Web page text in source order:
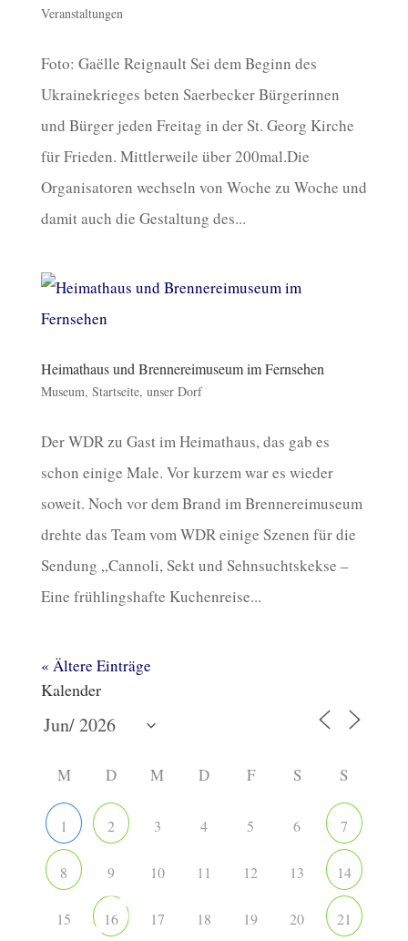
Veranstaltungen
Foto: Gaëlle Reignault Sei dem Beginn des
Ukrainekrieges beten Saerbecker Bürgerinnen
und Bürger jeden Freitag in der St. Georg Kirche
für Frieden. Mittlerweile über 200mal.Die
Organisatoren wechseln von Woche zu Woche und
damit auch die Gestaltung des...
Heimathaus und Brennereimuseum im Fernsehen
Museum, Startseite, unser Dorf
Der WDR zu Gast im Heimathaus, das gab es
schon einige Male. Vor kurzem war es wieder
soweit. Noch vor dem Brand im Brennereimuseum
drehte das Team vom WDR einige Szenen für die
Sendung „Cannoli, Sekt und Sehnsuchtskekse –
Eine frühlingshafte Kuchenreise...
« Ältere Einträge
Kalender
M D M D F S S
1 2 3 4 5 6 7
8 9 10 11 12 13 14
15 16 17 18 19 20 21